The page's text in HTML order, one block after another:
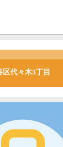
区代々木3丁目